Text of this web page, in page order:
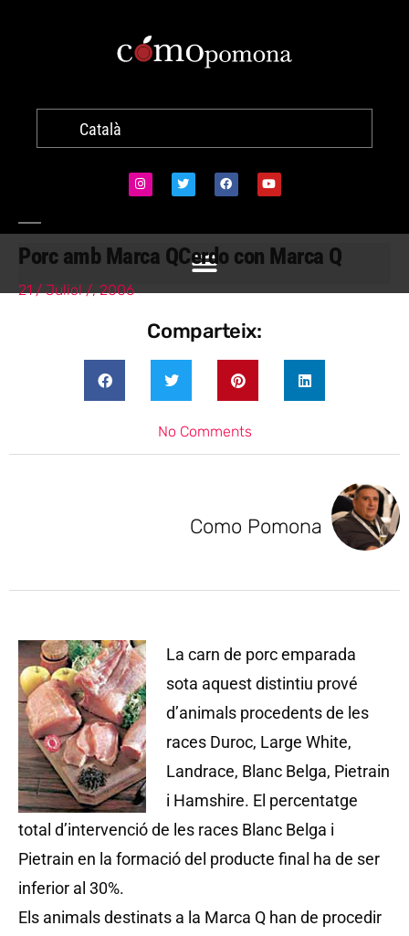
Català
Porc amb Marca QCerdo con Marca Q
21 / Juliol /, 2006
Comparteix:
No Comments
Como Pomona
La carn de porc emparada
sota aquest distintiu prové
d’animals procedents de les
races Duroc, Large White,
Landrace, Blanc Belga, Pietrain
i Hamshire. El percentatge
total d’intervenció de les races Blanc Belga i
Pietrain en la formació del producte final ha de ser
inferior al 30%.
Els animals destinats a la Marca Q han de procedir